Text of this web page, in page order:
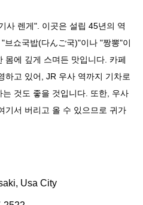
사 렌게". 이곳은 설립 45년의 역
브쇼국밥(다んご국)"이나 "짱뽕"이
몸에 깊게 스며든 맛입니다. 카페
하고 있어, JR 우사 역까지 기차로
것도 좋을 것입니다. 또한, 우사
기서 버리고 올 수 있으므로 귀가
Usa City